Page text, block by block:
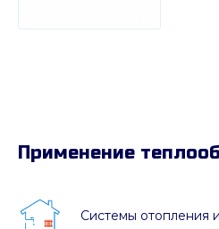
Применение
Системы отопления